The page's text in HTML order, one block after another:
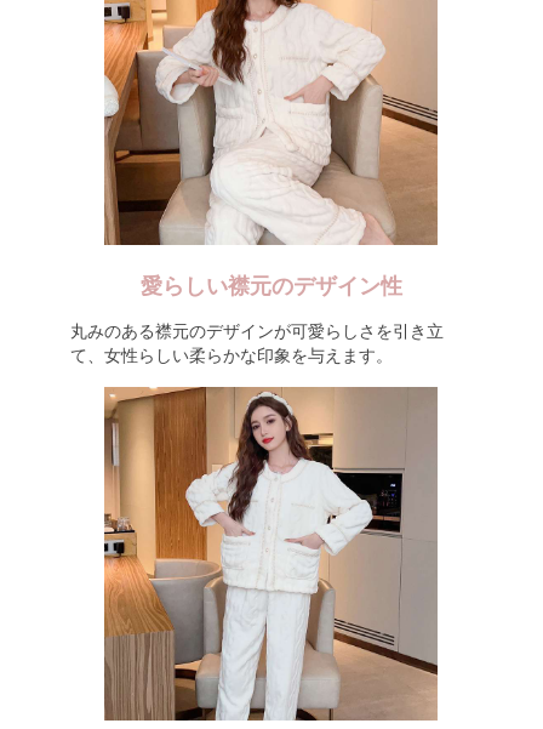
愛らしい襟元のデザイン性
丸みのある襟元のデザインが可愛らしさを引き立
て、女性らしい柔らかな印象を与えます。